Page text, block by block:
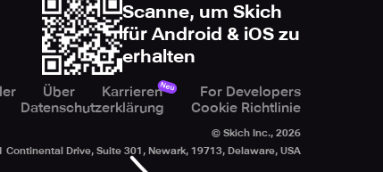
Scanne, um Skich
für Android & iOS zu
erhalten
Über KarrierenNeu
For Developers
Datenschutzerklärung Cookie Richtlinie
© Skich Inc., 2026
Continental Drive, Suite 301, Newark, 19713, Delaware, USA